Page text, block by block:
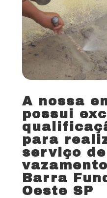
A nossa
possui
para
serviço
Barra
Oeste SP